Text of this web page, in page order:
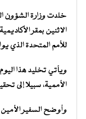
خلدت وزارة الشؤون
الاثنين بمقر
للأمم المتحدة الذي يوافق تخليده
ويأتي تخليد هذا اليوم
الأممية، سبيلا إلى
وأوضح السفير الأمين